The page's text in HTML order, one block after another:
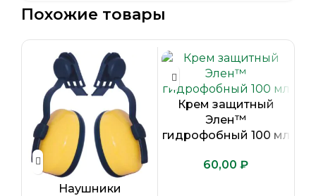
Похожие товары
Наушники
Крем защитный
Элен™
гидрофобный 100 мл
₽